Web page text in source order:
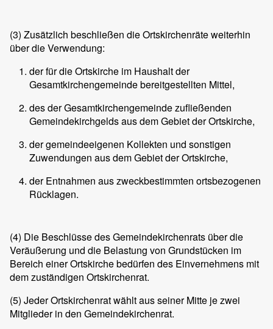
(3) Zusätzlich beschließen die Ortskirchenräte weiterhin
über die Verwendung:
der für die Ortskirche im Haushalt der
Gesamtkirchengemeinde bereitgestellten Mittel,
des der Gesamtkirchengemeinde zufließenden
Gemeindekirchgelds aus dem Gebiet der Ortskirche,
der gemeindeeigenen Kollekten und sonstigen
Zuwendungen aus dem Gebiet der Ortskirche,
der Entnahmen aus zweckbestimmten ortsbezogenen
Rücklagen.
(4) Die Beschlüsse des Gemeindekirchenrats über die
Veräußerung und die Belastung von Grundstücken im
Bereich einer Ortskirche bedürfen des Einvernehmens mit
dem zuständigen Ortskirchenrat.
(5) Jeder Ortskirchenrat wählt aus seiner Mitte je zwei
Mitglieder in den Gemeindekirchenrat.